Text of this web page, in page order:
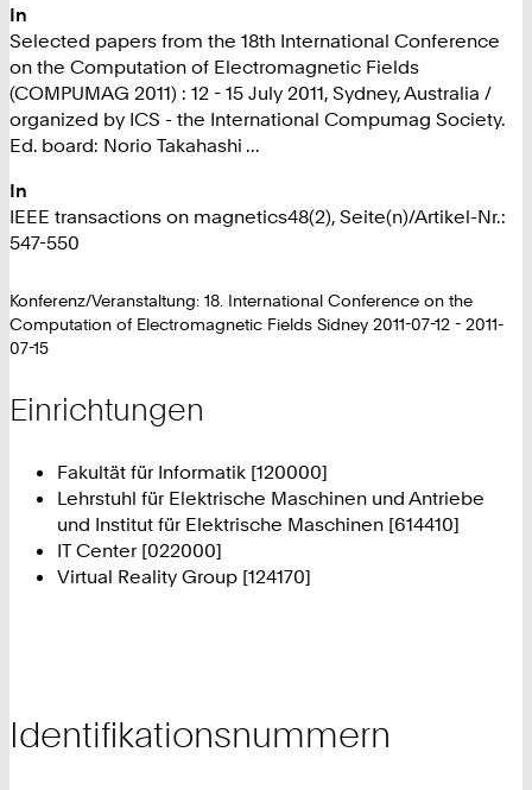
In
Selected papers from the 18th International Conference
on the Computation of Electromagnetic Fields
(COMPUMAG 2011) : 12 - 15 July 2011, Sydney, Australia /
organized by ICS - the International Compumag Society.
Ed. board: Norio Takahashi ...
In
IEEE transactions on magnetics48(2), Seite(n)/Artikel-Nr.:
547-550
Konferenz/Veranstaltung: 18. International Conference on the
Computation of Electromagnetic Fields Sidney 2011-07-12 - 2011-
07-15
Einrichtungen
Fakultät für Informatik [120000]
Lehrstuhl für Elektrische Maschinen und Antriebe
und Institut für Elektrische Maschinen [614410]
IT Center [022000]
Virtual Reality Group [124170]
Identifikationsnummern